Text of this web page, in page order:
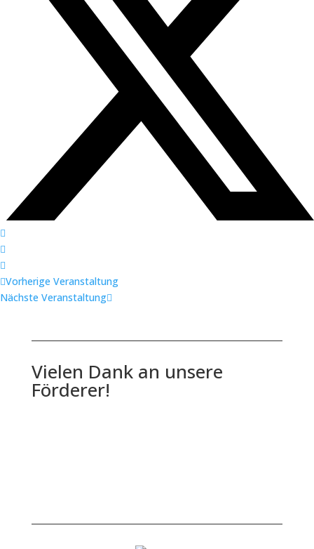
Vorherige Veranstaltung
Nächste Veranstaltung
Vielen Dank an unsere
Förderer!